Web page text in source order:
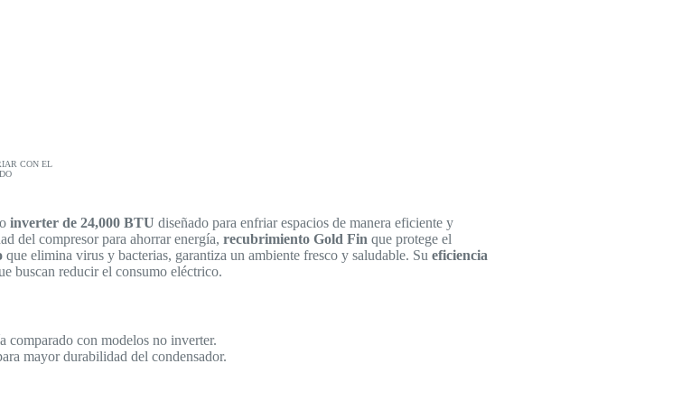
CON EL
inverter de 24,000 BTU diseñado para enfriar espacios de manera eficiente y
del compresor para ahorrar energía, recubrimiento Gold Fin que protege el
que elimina virus y bacterias, garantiza un ambiente fresco y saludable. Su eficiencia
buscan reducir el consumo eléctrico.
comparado con modelos no inverter.
mayor durabilidad del condensador.